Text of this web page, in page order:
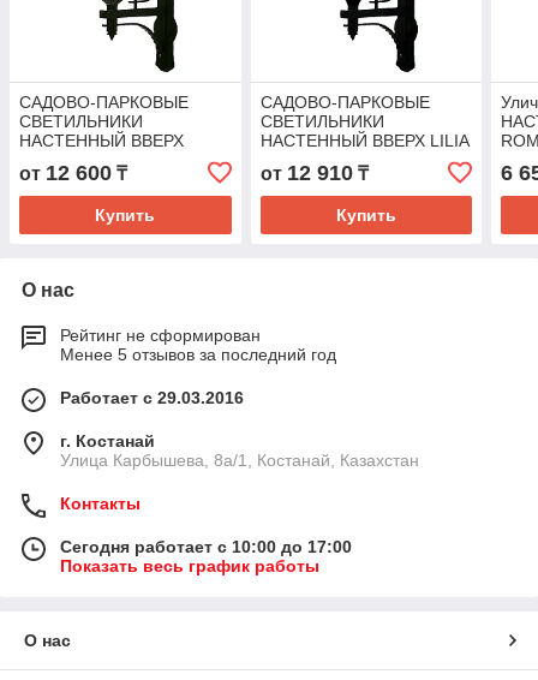
САДОВО-ПАРКОВЫЕ
СВЕТИЛЬНИКИ
НАСТЕННЫЙ ВВЕРХ
SARAYLI OPAL L
КОМПЛЕКТ (TT-KZ)
от 12 600 ₸
Купить
САДОВО-ПАРКОВЫЕ
СВЕТИЛЬНИКИ
НАСТЕННЫЙ ВВЕРХ LILIA
PRIZMA L КОМПЛЕКТ (TT-
KZ)
от 12 910₸
Купить
(TT-
6
О нас
Рейтинг не сформирован
Менее 5 отзывов за последний год
Работает с 29.03.2016
г. Костанай
Улица Карбышева, 8а/1, Костанай, Казахстан
Контакты
Сегодня работает с 10:00 до 17:00
Показать весь график работы
О нас